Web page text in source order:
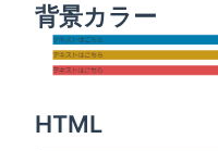
背景カラー
HTML